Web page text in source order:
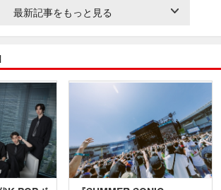
最新記事をもっと見る